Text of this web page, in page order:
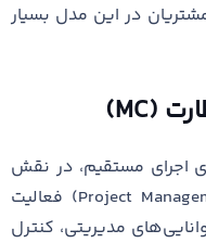
در این مدل بسیار
اجرای مستقیم، در نقش
مشاور، ناظر یا مدیریت پروژه (Project Management) فعالیت
مدیریتی، کنترل